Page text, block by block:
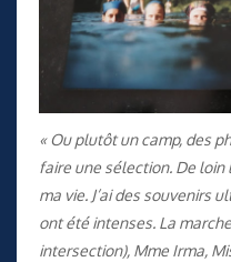
« Ou plutôt un camp, des
faire une sélection. De
ma vie. J’ai des souvenirs
ont été intenses. La
intersection), Mme Irma,